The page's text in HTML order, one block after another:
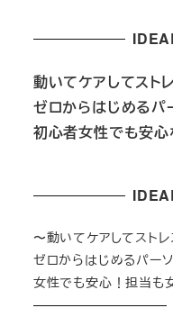
動いてケアしてスト
ゼロからはじめるパ
初心者女性でも安心
〜動いてケアしてスト
ゼロからはじめるパー
女性でも安心！担当も